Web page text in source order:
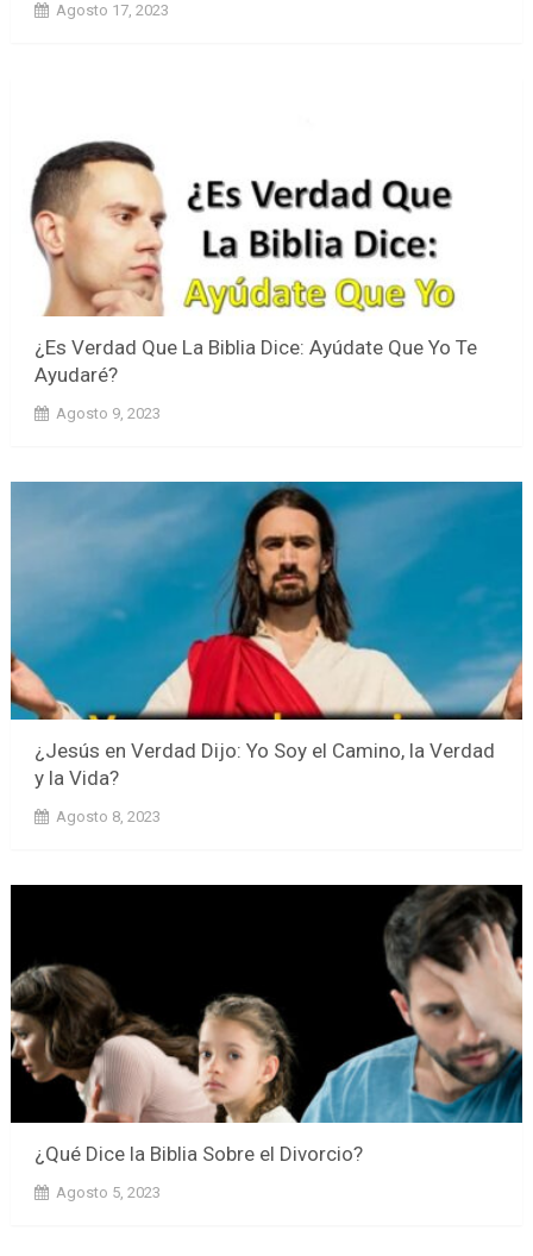
Agosto 17, 2023
¿Es Verdad Que La Biblia Dice: Ayúdate Que Yo Te
Ayudaré?
Agosto 9, 2023
¿Jesús en Verdad Dijo: Yo Soy el Camino, la Verdad
y la Vida?
Agosto 8, 2023
¿Qué Dice la Biblia Sobre el Divorcio?
Agosto 5, 2023